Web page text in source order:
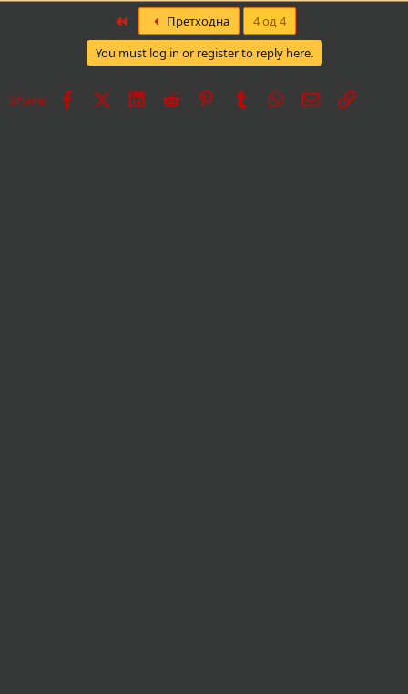
Претходна
4 од 4
You must log in or register to reply here.
Share: Facebook LinkedInReddit PinterestTumblrWhatsApp
Е-поштаВрска